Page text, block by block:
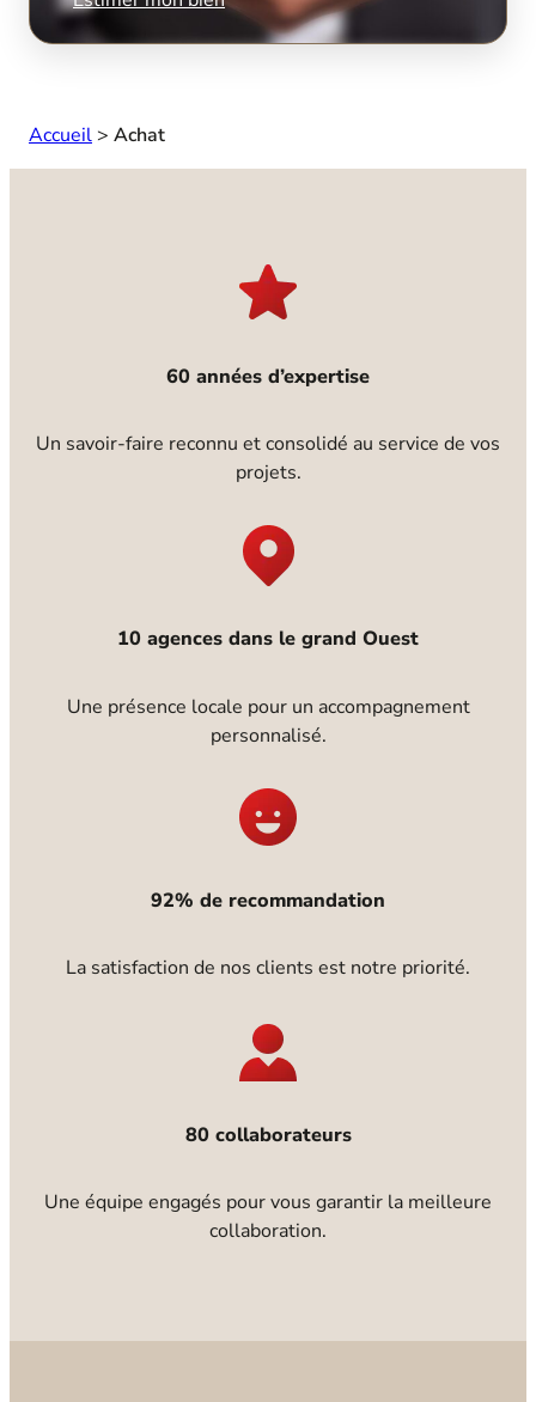
Accueil > Achat
60 années d’expertise
Un savoir-faire reconnu et consolidé au service de vos
projets.
10 agences dans le grand Ouest
Une présence locale pour un accompagnement
personnalisé.
92% de recommandation
La satisfaction de nos clients est notre priorité.
80 collaborateurs
Une équipe engagés pour vous garantir la meilleure
collaboration.